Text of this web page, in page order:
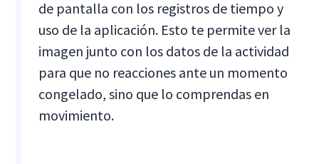
de pantalla con los registros de tiempo y
uso de la aplicación. Esto te permite ver la
imagen junto con los datos de la actividad
para que no reacciones ante un momento
congelado, sino que lo comprendas en
movimiento.